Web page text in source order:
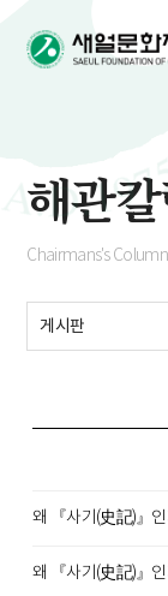
해관
Chairmans's Column
게시판
왜 『사기(史記)』인